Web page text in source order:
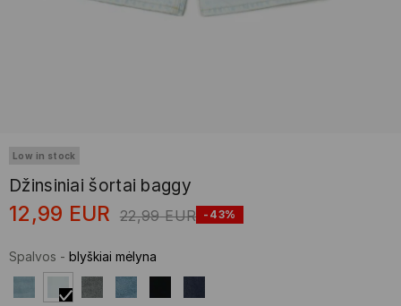
Low in stock
Džinsiniai šortai baggy
12,99 EUR 22,99 EUR -43%
Spalvos - blyškiai mėlyna